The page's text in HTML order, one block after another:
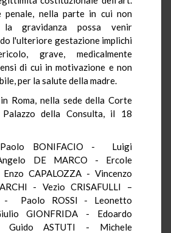
penale, nella parte in cui non
gravidanza possa venir
l'ulteriore gestazione implichi
grave, medicalmente
di cui in motivazione e non
per la salute della madre.
Roma, nella sede della Corte
Palazzo della Consulta, il 18
Paolo BONIFACIO - Luigi
DE MARCO - Ercole
CAPALOZZA - Vincenzo
- Vezio CRISAFULLI –
- Paolo ROSSI - Leonetto
GIONFRIDA - Edoardo
Guido ASTUTI - Michele